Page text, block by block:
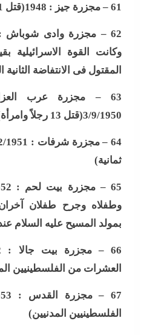
61 – مجزرة جيز : 1948(قتل 11 رجلاً وامرأة وطفل
62 –
وكانت القوة الاسرائيلية
المقتول فى الانتفاضة الثانية
63 –
مجزرة عرب
3/9/1950(قتل 13 رجلاً وامرأة
64 –
ثمانية)
65 –
وطفلاه وجرح طفلان
بمولد المسيح عليه السلام
66 –
العشرات من الفلسطينيين
67 –
الفلسطينيين المدنيين)